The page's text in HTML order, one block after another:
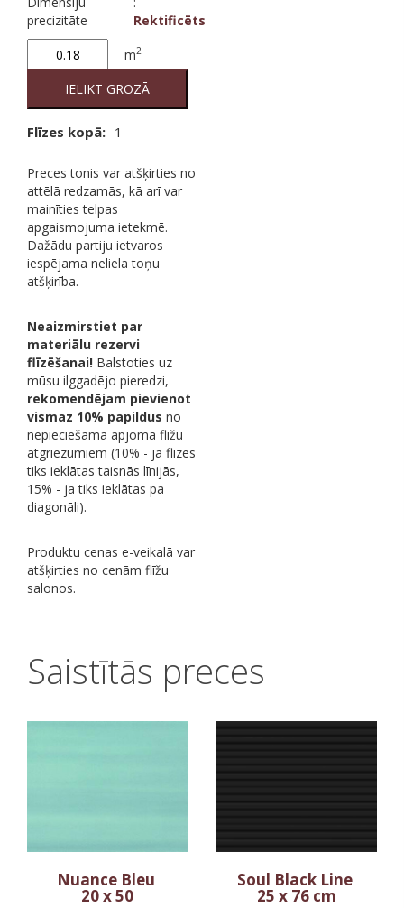
precizitāte
Rektificēts
Blanco
m2
IELIKT GROZĀ
Flīzes kopā: 1
Preces tonis var atšķirties no
attēlā redzamās, kā arī var
mainīties telpas
apgaismojuma ietekmē.
Dažādu partiju ietvaros
iespējama neliela toņu
atšķirība.
Neaizmirstiet par
materiālu rezervi
flīzēšanai! Balstoties uz
mūsu ilggadējo pieredzi,
rekomendējam pievienot
vismaz 10% papildus no
nepieciešamā apjoma flīžu
atgriezumiem (10% - ja flīzes
tiks ieklātas taisnās līnijās,
15% - ja tiks ieklātas pa
diagonāli).
Produktu cenas e-veikalā var
atšķirties no cenām flīžu
salonos.
Saistītās preces
Nuance Bleu
20 x 50
Soul Black Line
25 x 76 cm